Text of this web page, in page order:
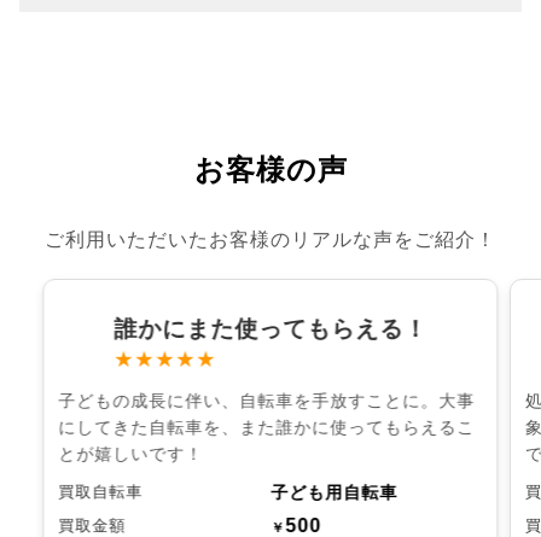
お客様の声
ご利用いただいたお客様のリアルな声をご紹介！
誰かにまた使ってもらえる！
★★★★★
子どもの成長に伴い、自転車を手放すことに。大事
にしてきた自転車を、また誰かに使ってもらえるこ
とが嬉しいです！
買取自転車 子ども用自転車
買取金額 ￥500